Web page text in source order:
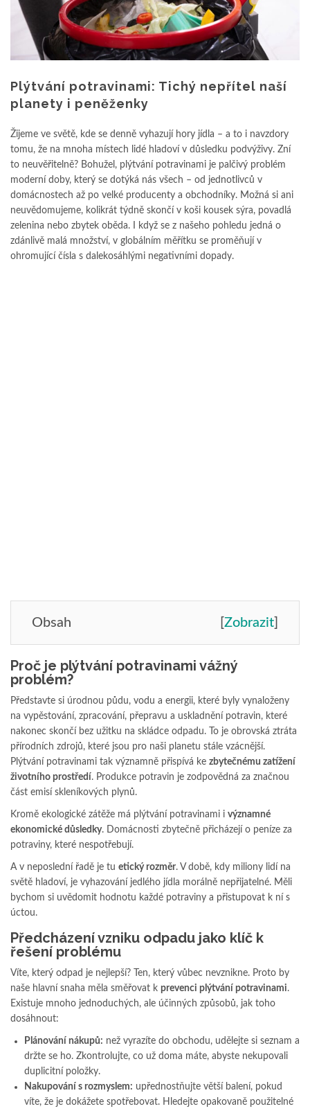
Plýtvání potravinami: Tichý nepřítel naší
planety i peněženky
Žijeme ve světě, kde se denně vyhazují hory jídla – a to i navzdory
tomu, že na mnoha místech lidé hladoví v důsledku podvýživy. Zní
to neuvěřitelně? Bohužel, plýtvání potravinami je palčivý problém
moderní doby, který se dotýká nás všech – od jednotlivců v
domácnostech až po velké producenty a obchodníky. Možná si ani
neuvědomujeme, kolikrát týdně skončí v koši kousek sýra, povadlá
zelenina nebo zbytek oběda. I když se z našeho pohledu jedná o
zdánlivě malá množství, v globálním měřítku se proměňují v
ohromující čísla s dalekosáhlými negativními dopady.
Obsah [Zobrazit]
Proč je plýtvání potravinami vážný
problém?
Představte si úrodnou půdu, vodu a energii, které byly vynaloženy
na vypěstování, zpracování, přepravu a uskladnění potravin, které
nakonec skončí bez užitku na skládce odpadu. To je obrovská ztráta
přírodních zdrojů, které jsou pro naši planetu stále vzácnější.
Plýtvání potravinami tak významně přispívá ke zbytečnému zatížení
životního prostředí. Produkce potravin je zodpovědná za značnou
část emisí skleníkových plynů.
Kromě ekologické zátěže má plýtvání potravinami i významné
ekonomické důsledky. Domácnosti zbytečně přicházejí o peníze za
potraviny, které nespotřebují.
A v neposlední řadě je tu etický rozměr. V době, kdy miliony lidí na
světě hladoví, je vyhazování jedlého jídla morálně nepřijatelné. Měli
bychom si uvědomit hodnotu každé potraviny a přistupovat k ní s
úctou.
Předcházení vzniku odpadu jako klíč k
řešení problému
Víte, který odpad je nejlepší? Ten, který vůbec nevznikne. Proto by
naše hlavní snaha měla směřovat k prevenci plýtvání potravinami.
Existuje mnoho jednoduchých, ale účinných způsobů, jak toho
dosáhnout:
Plánování nákupů: než vyrazíte do obchodu, udělejte si seznam a
držte se ho. Zkontrolujte, co už doma máte, abyste nekupovali
duplicitní položky.
Nakupování s rozmyslem: upřednostňujte větší balení, pokud
víte, že je dokážete spotřebovat. Hledejte opakovaně použitelné